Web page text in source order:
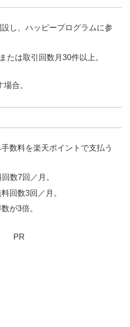
し、ハッピープログラムに参
たは取引回数月30件以上。
合。
数料を楽天ポイントで支払う
数7回／月。
回数3回／月。
が3倍。
PR